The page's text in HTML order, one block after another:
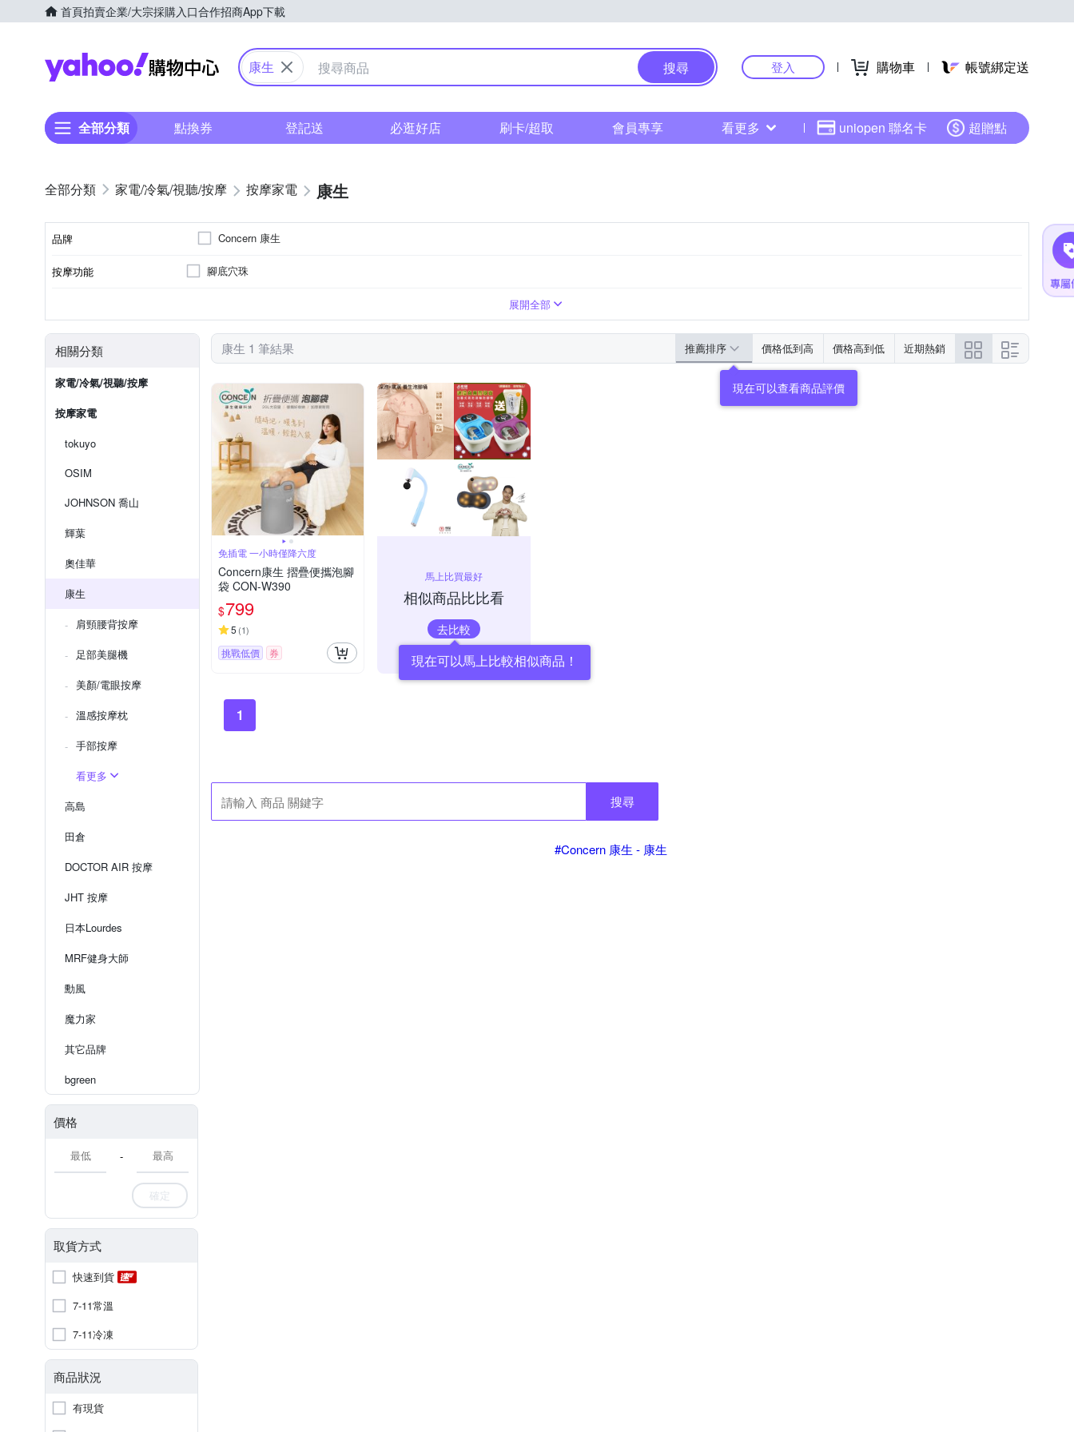
首頁拍賣企業/大宗採購入口合作招商App下載
Yahoo購物中心
康生 搜尋 登入 購物車 帳號綁定送
全部分類 點換券 登記送 必逛好店 刷卡/超取 會員專享 看更多 uniopen 聯名卡 超贈點
家電/冷氣/視聽/按摩 按摩家電 康生
品牌 Concern 康生
按摩功能 腳底穴珠
展開全部
相關分類
家電/冷氣/視聽/按摩
按摩家電
tokuyo
OSIM
JOHNSON 喬山
輝葉
奧佳華
康生
肩頸腰背按摩
足部美腿機
美顏/電眼按摩
溫感按摩枕
手部按摩
看更多
高島
田倉
DOCTOR AIR 按摩
JHT 按摩
日本Lourdes
MRF健身大師
勳風
魔力家
其它品牌
bgreen
價格
-
確定
取貨方式
快速到貨
7-11常溫
7-11冷凍
商品狀況
有現貨
康生 1 筆結果 推薦排序 價格低到高 價格高到低 近期熱銷
現在可以查看商品評價
免插電 一小時僅降六度
Concern康生 摺疊便攜泡腳
袋 CON-W390
$799
5 (1)
挑戰低價 券
馬上比買最好
相似商品比比看
去比較
現在可以馬上比較相似商品！
1
搜尋
#Concern 康生 - 康生